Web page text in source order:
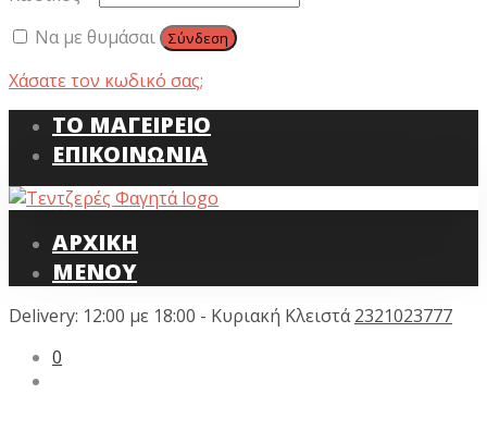
Να με θυμάσαι
Σύνδεση
Χάσατε τον κωδικό σας;
ΤΟ ΜΑΓΕΙΡΕΙΟ
ΕΠΙΚΟΙΝΩΝΙΑ
ΑΡΧΙΚΗ
ΜΕΝΟΥ
Delivery: 12:00 με 18:00 - Κυριακή Κλειστά2321023777
0